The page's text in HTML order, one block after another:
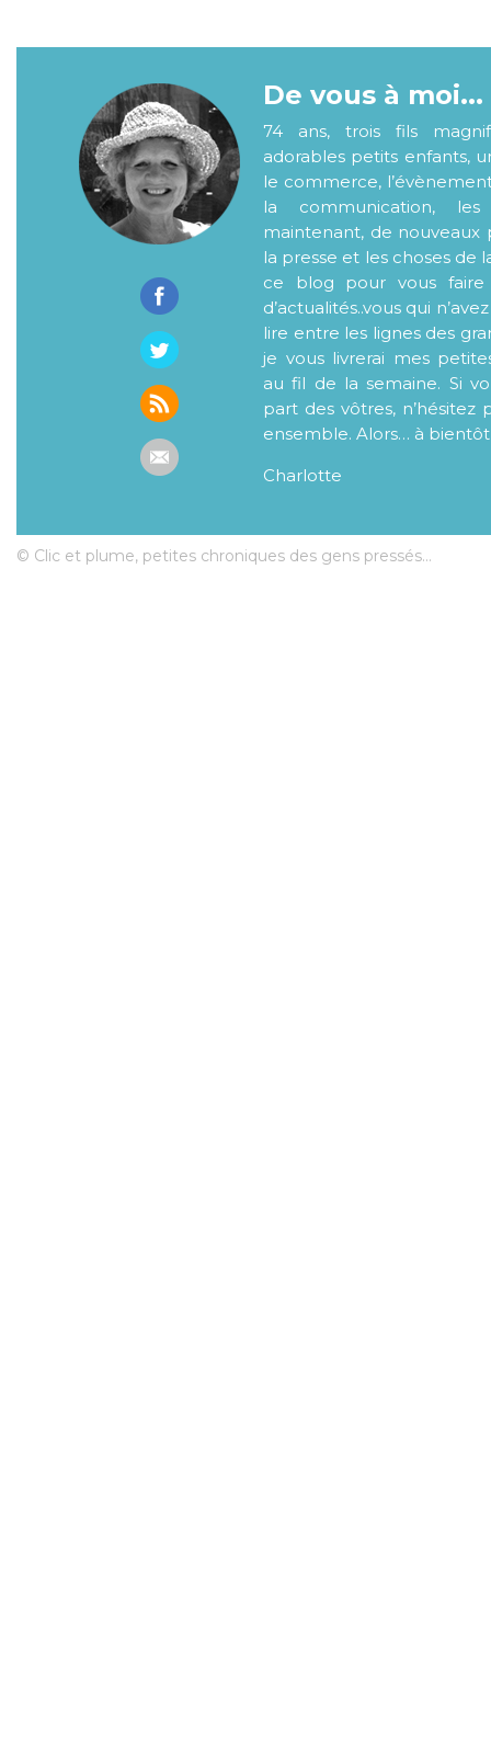
De vous à moi...
74 ans, trois fils
adorables petits enfants,
le commerce,
la communication,
maintenant, de nouveaux
la presse et les choses de
ce blog pour vous faire
d’actualités..vous qui
lire entre les lignes des
je vous livrerai mes
au fil de la semaine. Si
part des vôtres, n’hésitez
ensemble. Alors… à bientôt
Charlotte
© Clic et plume, petites chroniques des gens pressés...